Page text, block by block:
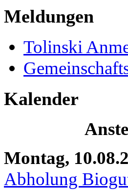
Meldungen
Tolinski
Kalender
Montag,
Abholung